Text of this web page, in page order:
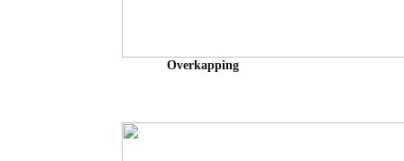
Overkapping